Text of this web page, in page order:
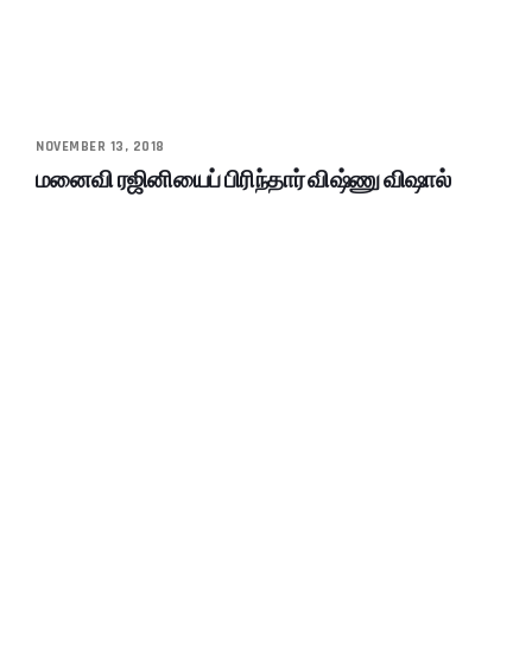
NOVEMBER 13, 2018
மனைவி ரஜினியைப் பிரிந்தார் விஷ்ணு விஷால்